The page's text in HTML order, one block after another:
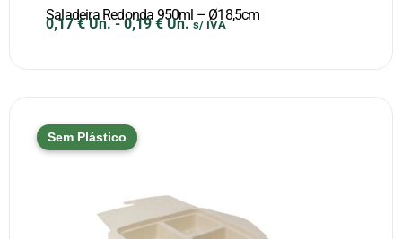
Saladeira Redonda 950ml – Ø18,5cm
0,17€ Un.-0,19€ Un. s/ IVA
Sem Plástico